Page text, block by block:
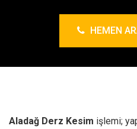
HEMEN
Aladağ Derz Kesim işlemi;